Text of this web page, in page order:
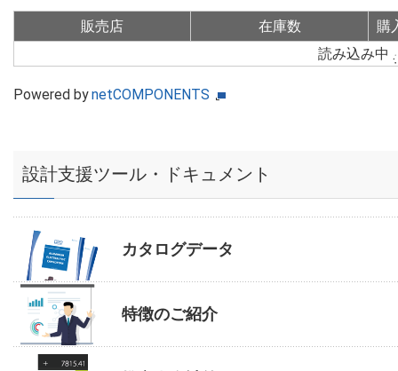
販売店 在庫数
購
読み込み中
Powered bynetCOMPONENTS
設計支援ツール・ドキュメント
カタログデータ
特徴のご紹介